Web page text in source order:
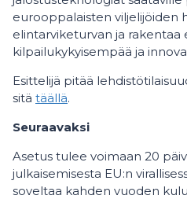
eurooppalaisten viljelijöiden
elintarviketurvan ja rakentaa
kilpailukykyisempää ja
Esittelijä pitää
sitä täällä.
Seuraavaksi
Asetus tulee voimaan 20
julkaisemisesta EU:n
soveltaa kahden vuoden